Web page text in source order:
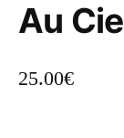
Au
25.00€